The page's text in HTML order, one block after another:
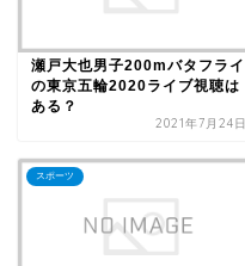
瀬戸大也男子200mバタフライ
の東京五輪2020ライブ視聴は
ある？
2021年7月24日
スポーツ